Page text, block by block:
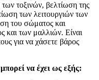
τοξινών, βελτίωση της
των λειτουργιών των
του σώματος και
και των μαλλιών. Είναι
για να χάσετε βάρος
να έχει ως εξής: